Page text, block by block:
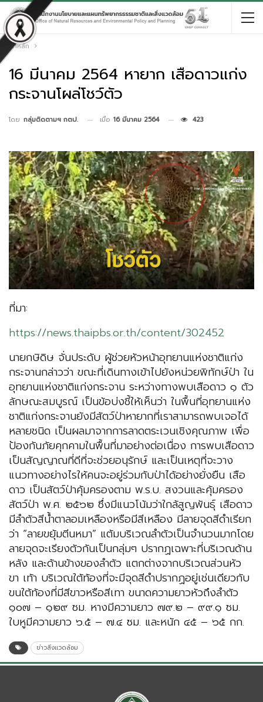
หน้าหลัก
16 มีนาคม 2564 หายาก เสือดาวแก่ง
กระจานโผล่โชว์ตัว
โดย กลุ่มติดตามฯ กตป. เมื่อ 16 มีนาคม 2564 423
ที่มา:
https://news.thaipbs.or.th/content/302452
นายกษิดิษ จั่นประดับ​ ผู้ช่วยหัวหน้าอุทยานแห่งชาติแก่ง
กระจาน​กล่าวว่า ขณะที่เดินทางเข้าไปยังหน่วยพิทักษ์ป่า ใน
อุทยานแห่งชาติแก่งกระจาน​ ระหว่างทางพบเสือดาว​ ๑ ตัว​
ลักษณะสมบูรณ์ เป็นข้อบ่งชี้ให้เห็นว่า ในพื้นที่อุทยานแห่ง
ชาติแก่งกระจานยังมีสัตว์ป่าหายาก​ที่เราสามารถพบเจอได้
หลายชนิด​ เป็นผลมาจากการลาดตระเวนเชิงคุณภาพ เพื่อ
ป้องกันภัยคุกคามในพื้นที่มาอย่างต่อเนื่อง การพบเสือดาว
เป็นสัญญาณที่ดีที่จะช่วยอนุรักษ์​ และเป็นเหตุที่จะวาง
แนวทางอย่างไรให้คนจะอยู่ร่วมกับป่าได้อย่างยั่งยืน​ เสือ
ดาว​ เป็นสัตว์ป่าคุ้มครองตาม พ.ร.บ. สงวนและคุ้มครอง
สัตว์ป่า พ.ศ. ๒๕๖๒ ซึ่งมีแนวโน้มว่าใกล้สูญพันธุ์​ เสือดาว
มีลำตัวสีน้ำตาลอมเหลืองหรือมีสีเหลือง มีลายจุดสีดำเรียก
ว่า “ลายขยุ้มตีนหมา” แต้มบริเวณลำตัวเป็นจำนวนมากโดย
ลายจุดจะเรียงตัวกันเป็นกลุ่มๆ ปรากฏเฉพาะที่บริเวณด้าน
หลัง และด้านข้างของลำตัว แตกต่างจากบริเวณส่วนหัว
ขา เท้า บริเวณใต้ท้องที่จะมีจุดสีดำปรากฏอยู่เช่นเดียวกับ
ขนใต้ท้องที่มีสีขาวหรือสีเทา ขนาดความยาวหัวถึงลำตัว
๑๐๗ – ๑๒๙ ซม. หางมีความยาว ๗๙.๒ – ๙๙.๑ ซม.
ใบหูมีความยาว ๖.๕ – ๗.๔ ซม. และหนัก ๔๕ – ๖๕ กก.
ข่าวสิ่งแวดล้อม